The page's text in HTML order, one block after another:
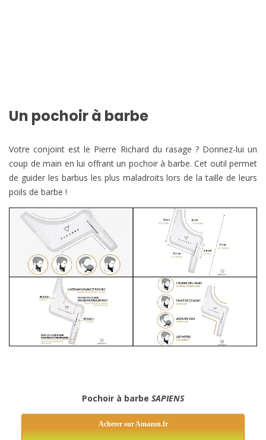
Un pochoir à barbe
Votre conjoint est le Pierre Richard du rasage ? Donnez-lui un
coup de main en lui offrant un pochoir à barbe. Cet outil permet
de guider les barbus les plus maladroits lors de la taille de leurs
poils de barbe !
Pochoir à barbe SAPIENS
Acheter sur Amazon.fr